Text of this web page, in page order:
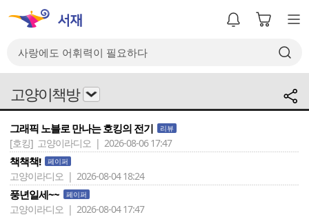
고양이책방
그래픽 노블로 만나는 호킹의 전기 리뷰
[호킹] 고양이라디오 | 2026-08-06 17:47
책책책! 페이퍼
고양이라디오 | 2026-08-04 18:24
풍년일세~~ 페이퍼
고양이라디오 | 2026-08-04 17:47